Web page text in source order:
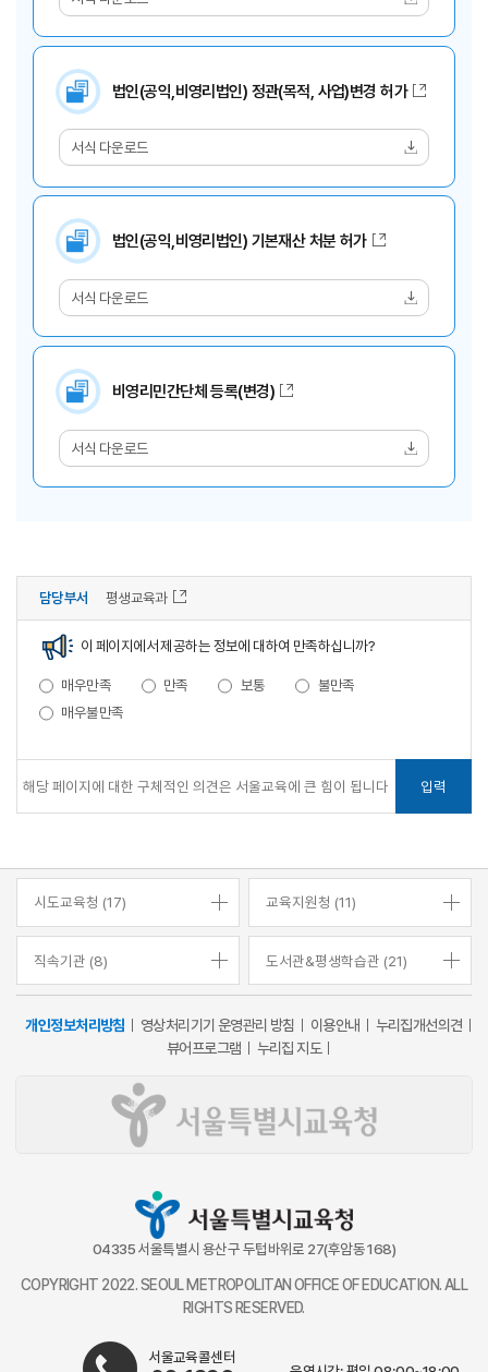
법인(공익,비영리법인) 정관(목적, 사업)변경 허가
서식 다운로드
법인(공익,비영리법인) 기본재산 처분 허가
서식 다운로드
비영리민간단체 등록(변경)
서식 다운로드
담당부서 평생교육과
이 페이지에서 제공하는 정보에 대하여 만족하십니까?
매우만족 만족 보통
불만족
매우불만족
입력
시도교육청 (17) 교육지원청 (11)
직속기관 (8) 도서관&평생학습관 (21)
개인정보처리방침 영상처리기기 운영관리 방침 이용안내
누리집개선의견
뷰어프로그램
누리집 지도
04335 서울특별시 용산구 두텁바위로 27(후암동 168)
COPYRIGHT 2022. SEOUL METROPOLITAN OFFICE OF EDUCATION. ALL
RIGHTS RESERVED.
서울교육콜센터